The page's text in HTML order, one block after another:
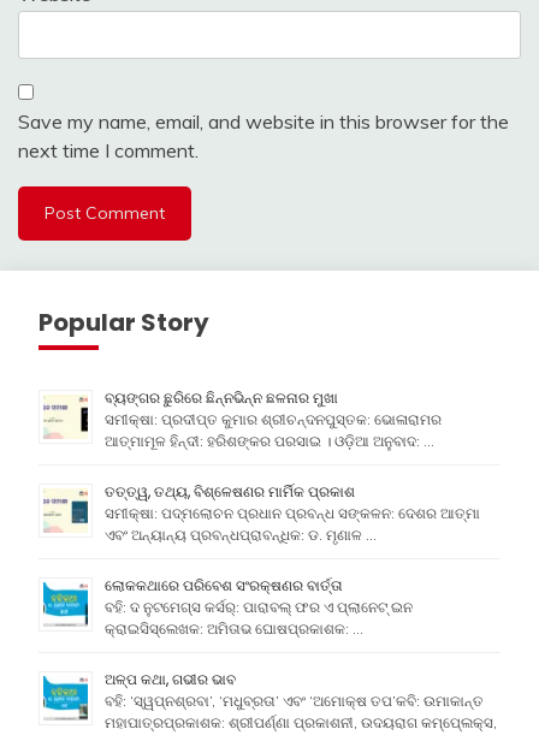
Save my name, email, and website in this browser for the
next time I comment.
Popular Story
ବ୍ୟଙ୍ଗର ଛୁରିରେ ଛିନ୍ନଭିନ୍ନ ଛଳନାର ମୁଖା
ସମୀକ୍ଷା: ପ୍ରଦୀପ୍ତ କୁମାର ଶ୍ରୀଚନ୍ଦନପୁସ୍ତକ: ଭୋଳାରାମର
ଆତ୍ମାମୂଳ ହିନ୍ଦୀ: ହରିଶଙ୍କର ପରସାଇ । ଓଡ଼ିଆ ଅନୁବାଦ: …
ତତ୍ତ୍ୱ, ତଥ୍ୟ, ବିଶ୍ଳେଷଣର ମାର୍ମିକ ପ୍ରକାଶ
ସମୀକ୍ଷା: ପଦ୍ମଲୋଚନ ପ୍ରଧାନ ପ୍ରବନ୍ଧ ସଙ୍କଳନ: ଦେଶର ଆତ୍ମା
ଏବଂ ଅନ୍ୟାନ୍ୟ ପ୍ରବନ୍ଧପ୍ରାବନ୍ଧିକ: ଡ. ମୃଣାଳ …
ଲୋକକଥାରେ ପରିବେଶ ସଂରକ୍ଷଣର ବାର୍ତ୍ତା
ବହି: ଦ ନୁଟମେଗ୍ସ କର୍ସର୍: ପାରାବଲ୍ ଫର ଏ ପ୍ଲାନେଟ୍ ଇନ
କ୍ରାଇସିସ୍ଲେଖକ: ଅମିତାଭ ଘୋଷପ୍ରକାଶକ: …
ଅଳ୍ପ କଥା, ଗଭୀର ଭାବ
ବହି: ‘ସ୍ୱପ୍ନଶ୍ରବା’, ‘ମଧୁବ୍ରତା’ ଏବଂ ‘ଅମୋକ୍ଷ ତପ’କବି: ଉମାକାନ୍ତ
ମହାପାତ୍ରପ୍ରକାଶକ: ଶ୍ରୀପର୍ଣ୍ଣା ପ୍ରକାଶନୀ, ଉଦୟରାଗ କମ୍ପେ୍ଲକ୍ସ,